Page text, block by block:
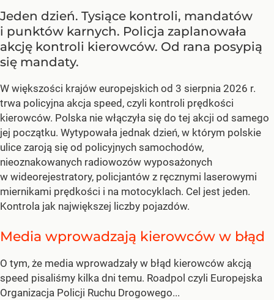
Jeden dzień. Tysiące kontroli, mandatów
i punktów karnych. Policja zaplanowała
akcję kontroli kierowców. Od rana posypią
się mandaty.
W większości krajów europejskich od 3 sierpnia 2026 r.
trwa policyjna akcja speed, czyli kontroli prędkości
kierowców. Polska nie włączyła się do tej akcji od samego
jej początku. Wytypowała jednak dzień, w którym polskie
ulice zaroją się od policyjnych samochodów,
nieoznakowanych radiowozów wyposażonych
w wideorejestratory, policjantów z ręcznymi laserowymi
miernikami prędkości i na motocyklach. Cel jest jeden.
Kontrola jak największej liczby pojazdów.
Media wprowadzają kierowców w błąd
O tym, że media wprowadzały w błąd kierowców akcją
speed pisaliśmy kilka dni temu. Roadpol czyli Europejska
Organizacja Policji Ruchu Drogowego...